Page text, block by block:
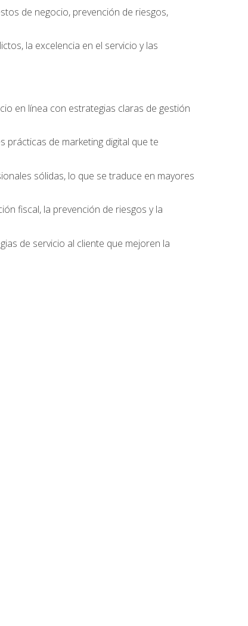
de negocio, prevención de riesgos,
la excelencia en el servicio y las
en línea con estrategias claras de gestión
prácticas de marketing digital que te
sólidas, lo que se traduce en mayores
fiscal, la prevención de riesgos y la
de servicio al cliente que mejoren la